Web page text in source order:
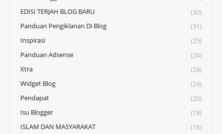
EDISI TERJAH BLOG BARU
(32)
Panduan Pengiklanan Di Blog
(31)
Inspirasi
(25)
Panduan Adsense
(24)
Xtra
(24)
Widget Blog
(24)
Pendapat
(20)
Isu Blogger
(18)
ISLAM DAN MASYARAKAT
(16)